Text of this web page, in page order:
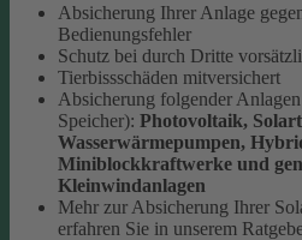
Absicherung Ihrer Anlage
Bedienungsfehler
Schutz bei durch Dritte
Tierbissschäden mitversichert
Absicherung folgender
Speicher): Photovoltaik,
Wasserwärmepumpen,
Miniblockkraftwerke und
Kleinwindanlagen
Mehr zur Absicherung Ihrer
erfahren Sie in unserem